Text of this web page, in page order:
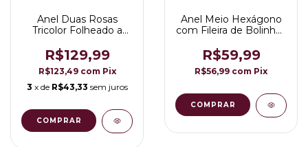
Anel Duas Rosas
Tricolor Folheado a
R$129,99
R$123,49 com Pix
3 x de R$43,33 sem juros
COMPRAR
Anel Meio Hexágono
com Fileira de Bolinhas
R$59,99
R$56,99 com Pix
COMPRAR